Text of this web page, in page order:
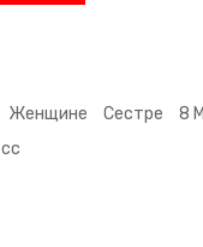
Женщине Сестре
8